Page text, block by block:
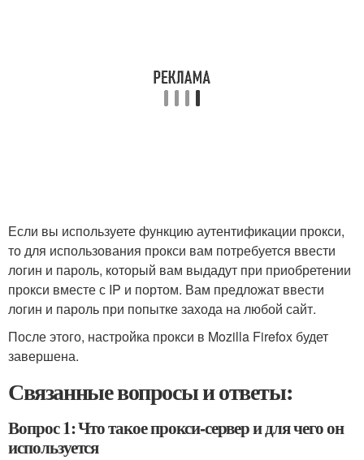
Если вы используете функцию аутентификации прокси,
то для использования прокси вам потребуется ввести
логин и пароль, который вам выдадут при приобретении
прокси вместе с IP и портом. Вам предложат ввести
логин и пароль при попытке захода на любой сайт.
После этого, настройка прокси в Mozilla Firefox будет
завершена.
Связанные вопросы и ответы:
Вопрос 1: Что такое прокси-сервер и для чего он
используется